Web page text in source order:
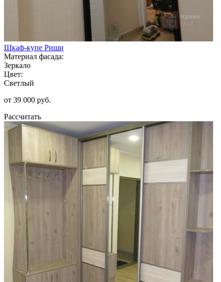
Шкаф-купе Риши
Материал фасада:
Зеркало
Цвет:
Светлый
от 39 000 руб.
Рассчитать